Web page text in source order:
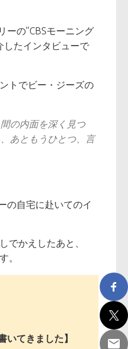
ーの”CBSモーニング
したインタビューで
トでビー・ジーズの
の内面を深く見つ
あともうひとつ、言
の自宅に赴いてのイ
でかえしたあと、
。
てきました】